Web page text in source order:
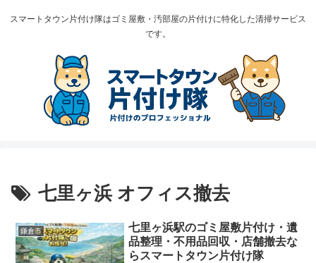
スマートタウン片付け隊はゴミ屋敷・汚部屋の片付けに特化した清掃サービス
です。
七里ヶ浜 オフィス撤去
鎌倉市
七里ヶ浜駅のゴミ屋敷片付け・遺
品整理・不用品回収・店舗撤去な
らスマートタウン片付け隊